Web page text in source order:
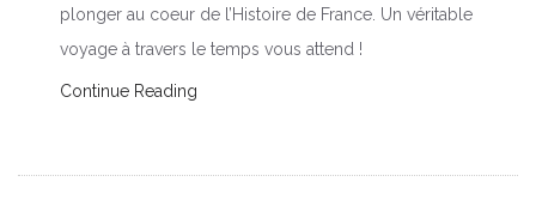
plonger au coeur de l’Histoire de France. Un véritable
voyage à travers le temps vous attend !
Continue Reading